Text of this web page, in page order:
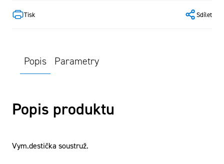
Tisk Sdílet
Popis Parametry
Popis produktu
Vym.destička soustruž.